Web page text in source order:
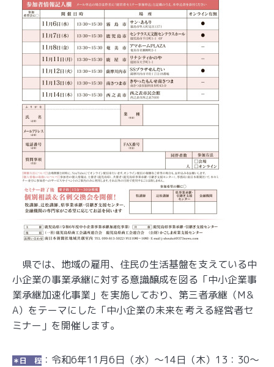
県では、地域の雇用、住民の生活基盤を支えている中
小企業の事業承継に対する意識醸成を図る「中小企業事
業承継加速化事業」を実施しており、第三者承継（M＆
A）をテーマにした「中小企業の未来を考える経営者セ
ミナー」を開催します。
＊日 程 ：令和6年11月6日（水）～14日（木）13：30～